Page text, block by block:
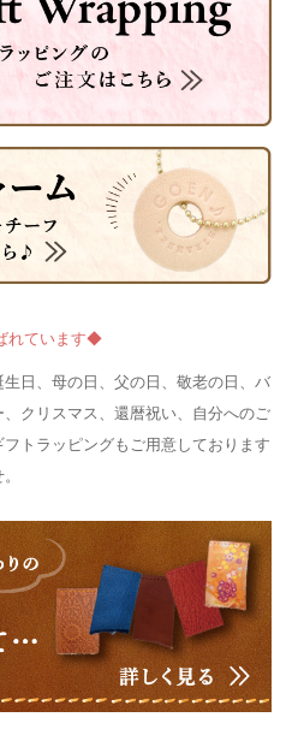
れています◆
日、母の日、父の日、敬老の日、バ
クリスマス、還暦祝い、自分へのご
トラッピングもご用意しております